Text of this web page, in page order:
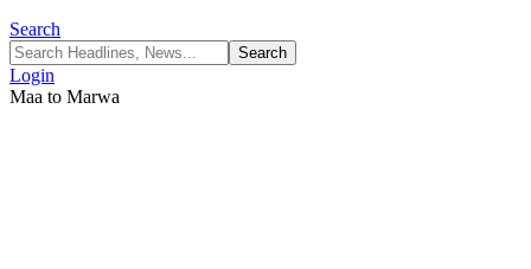
Search
Login
Maa to Marwa